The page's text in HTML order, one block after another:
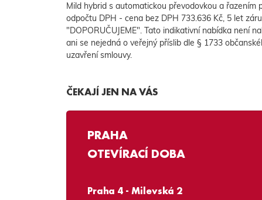
Mild hybrid s automatickou převodovkou a řazením
odpočtu DPH - cena bez DPH 733.636 Kč, 5 let
"DOPORUČUJEME". Tato indikativní nabídka není
ani se nejedná o veřejný příslib dle § 1733
uzavření smlouvy.
ČEKAJÍ JEN NA VÁS
PRAHA
OTEVÍRACÍ DOBA
Praha 4 - Milevská 2